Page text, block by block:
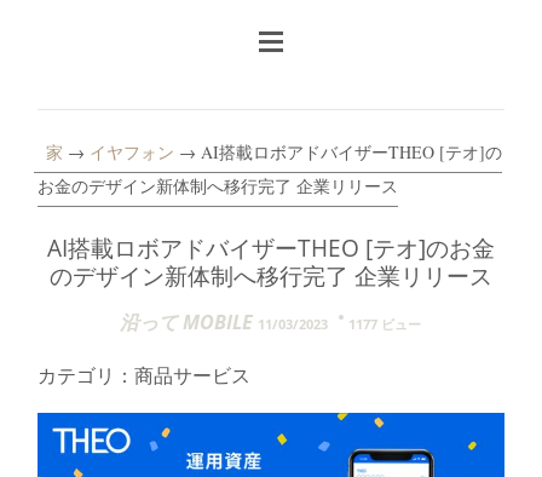
家 → イヤフォン → AI搭載ロボアドバイザーTHEO [テオ]の
お金のデザイン新体制へ移行完了 企業リリース
AI搭載ロボアドバイザーTHEO [テオ]のお金
のデザイン新体制へ移行完了 企業リリース
沿って MOBILE 11/03/2023 1177 ビュー
カテゴリ：商品サービス